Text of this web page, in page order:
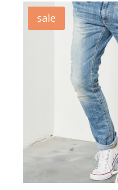
€69,99.
€27,50.
sale